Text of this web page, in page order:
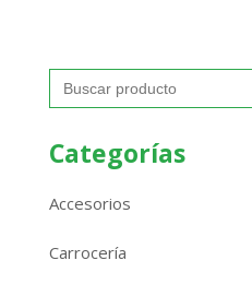
Buscar:
Categorías
Accesorios
Carrocería